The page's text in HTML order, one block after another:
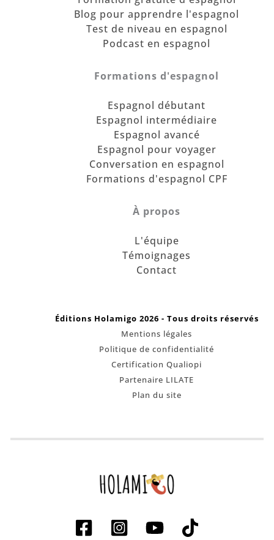
Blog pour apprendre l'espagnol
Test de niveau en espagnol
Podcast en espagnol
Formations d'espagnol
Espagnol débutant
Espagnol intermédiaire
Espagnol avancé
Espagnol pour voyager
Conversation en espagnol
Formations d'espagnol CPF
À propos
L'équipe
Témoignages
Contact
Éditions Holamigo 2026 - Tous droits réservés
Mentions légales
Politique de confidentialité
Certification Qualiopi
Partenaire LILATE
Plan du site